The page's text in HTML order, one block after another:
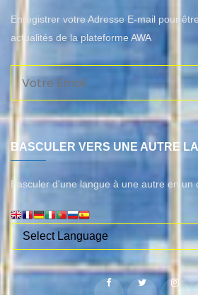
Enregistrer votre Adresse E-mail pour
actualités de la plateforme AWA
BASCULER VERS UNE AUTRE
Basculer d'une langue à une autre en un